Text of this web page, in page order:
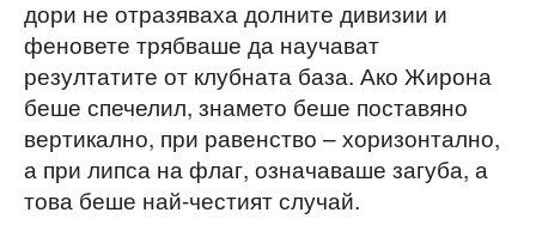
дори не отразяваха долните дивизии и
феновете трябваше да научават
резултатите от клубната база. Ако Жирона
беше спечелил, знамето беше поставяно
вертикално, при равенство – хоризонтално,
а при липса на флаг, означаваше загуба, а
това беше най-честият случай.